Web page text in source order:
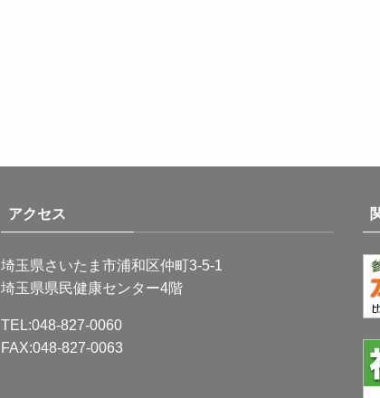
アクセス
埼玉県さいたま市浦和区仲町3-5-1
埼玉県県民健康センター4階
TEL:048-827-0060
FAX:048-827-0063